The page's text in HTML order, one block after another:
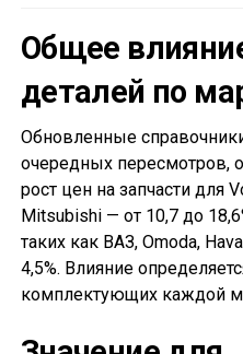
Общее
деталей по
Обновленные
очередных пересмотров,
рост цен на запчасти для
Mitsubishi — от 10,7 до
таких как ВАЗ, Omoda,
4,5%. Влияние
комплектующих каждой